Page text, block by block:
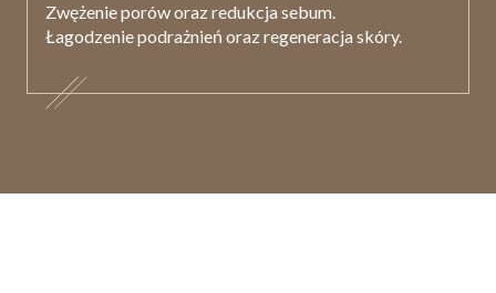
Zwężenie porów oraz redukcja sebum.
Łagodzenie podrażnień oraz regeneracja skóry.